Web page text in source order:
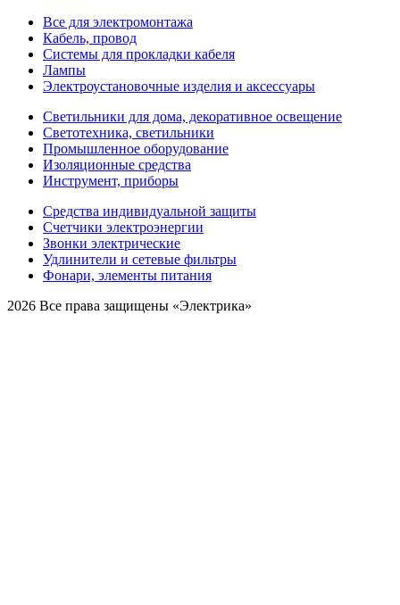
Все для электромонтажа
Кабель, провод
Системы для прокладки кабеля
Лампы
Электроустановочные изделия и аксессуары
Светильники для дома, декоративное освещение
Светотехника, светильники
Промышленное оборудование
Изоляционные средства
Инструмент, приборы
Средства индивидуальной защиты
Счетчики электроэнергии
Звонки электрические
Удлинители и сетевые фильтры
Фонари, элементы питания
2026 Все права защищены «Электрика»